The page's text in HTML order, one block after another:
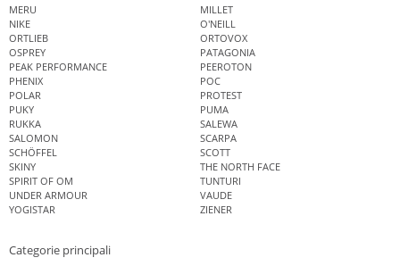
MERU
MILLET
NIKE
O'NEILL
ORTLIEB
ORTOVOX
OSPREY
PATAGONIA
PEAK PERFORMANCE
PEEROTON
PHENIX
POC
POLAR
PROTEST
PUKY
PUMA
RUKKA
SALEWA
SALOMON
SCARPA
SCHÖFFEL
SCOTT
SKINY
THE NORTH FACE
SPIRIT OF OM
TUNTURI
UNDER ARMOUR
VAUDE
YOGISTAR
ZIENER
Categorie principali